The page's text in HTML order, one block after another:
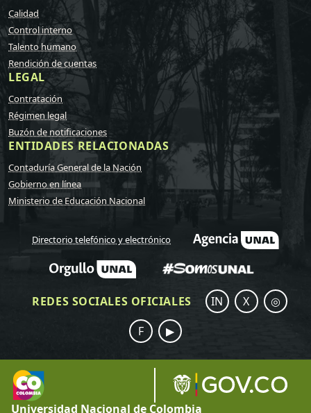
Calidad
Control interno
Talento humano
Rendición de cuentas
LEGAL
Contratación
Régimen legal
Buzón de notificaciones
ENTIDADES RELACIONADAS
Contaduría General de la Nación
Gobierno en línea
Ministerio de Educación Nacional
Directorio telefónico y electrónico
REDES SOCIALES OFICIALES IN X
◎
F
▶
Universidad Nacional de Colombia